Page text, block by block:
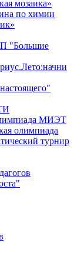
мозаика»
по химии
"Большие
МИЭТ
олимпиада
турнир